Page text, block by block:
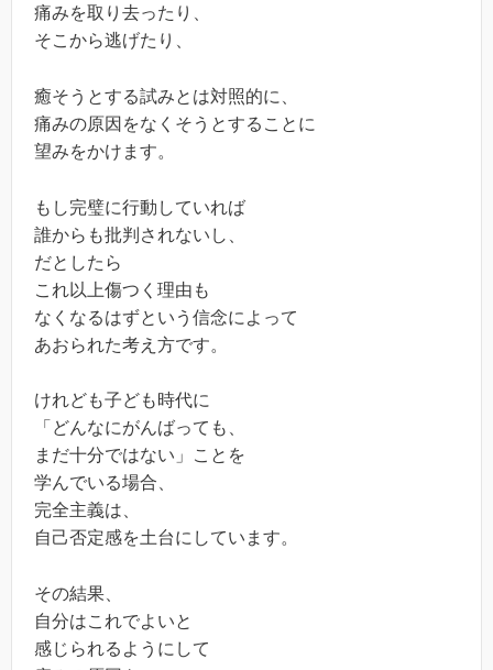
痛みを取り去ったり、
そこから逃げたり、
癒そうとする試みとは対照的に、
痛みの原因をなくそうとすることに
望みをかけます。
もし完璧に行動していれば
誰からも批判されないし、
だとしたら
これ以上傷つく理由も
なくなるはずという信念によって
あおられた考え方です。
けれども子ども時代に
「どんなにがんばっても、
まだ十分ではない」ことを
学んでいる場合、
完全主義は、
自己否定感を土台にしています。
その結果、
自分はこれでよいと
感じられるようにして